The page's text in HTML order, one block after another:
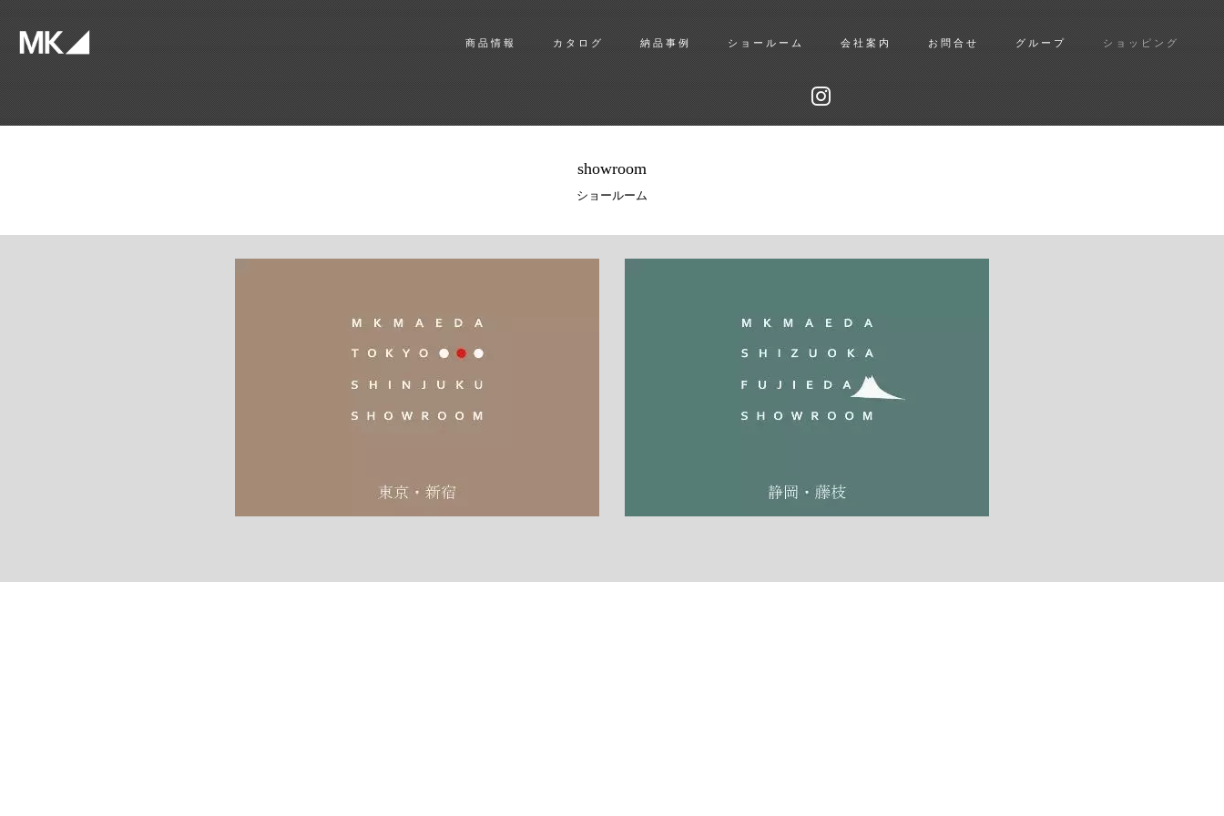
商品情報 カタログ 納品事例 ショールーム 会社案内 お問合せ グループ ショッピング
showroom
ショールーム